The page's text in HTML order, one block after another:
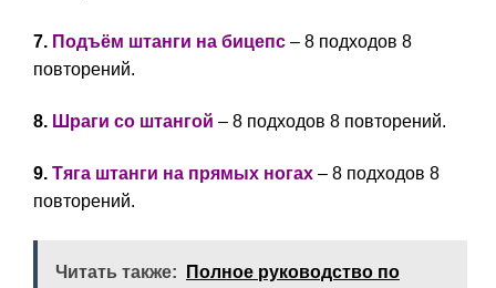
7. Подъём штанги на бицепс – 8 подходов 8
повторений.
8. Шраги со штангой – 8 подходов 8 повторений.
9. Тяга штанги на прямых ногах – 8 подходов 8
повторений.
Читать также:
Полное руководство по